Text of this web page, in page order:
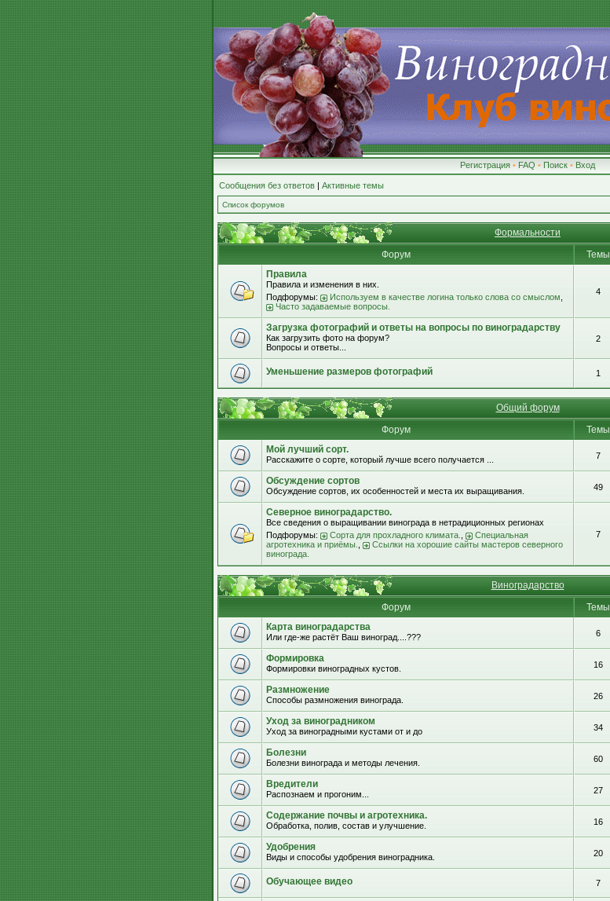
Регистрация • FAQ • Поиск • Вход
Сообщения без ответов | Активные темы
Список форумов
Формальности
Форум
Темы
Правила
Правила и изменения в них.
Подфорумы:
Используем в качестве логина только слова со смыслом
Часто задаваемые вопросы.
4
Загрузка фотографий и ответы на вопросы по виноградарству
Как загрузить фото на форум?
Вопросы и ответы...
2
Уменьшение размеров фотографий 1
Общий форум
Форум
Темы
Мой лучший сорт.
Расскажите о сорте, который лучше всего получается ... 7
Обсуждение сортов
Обсуждение сортов, их особенностей и места их выращивания. 49
Северное виноградарство.
Все сведения о выращивании винограда в нетрадиционных регионах
Подфорумы:
Сорта для прохладного климата.
Специальная
агротехника и приёмы.
Ссылки на хорошие сайты мастеров северного
винограда.
7
Виноградарство
Форум
Темы
Карта виноградарства
Или где-же растёт Ваш виноград....??? 6
Формировка
Формировки виноградных кустов. 16
Размножение
Способы размножения винограда. 26
Уход за виноградником
Уход за виноградными кустами от и до 34
Болезни
Болезни винограда и методы лечения. 60
Вредители
Распознаем и прогоним... 27
Содержание почвы и агротехника.
Обработка, полив, состав и улучшение. 16
Удобрения
Виды и способы удобрения виноградника. 20
Обучающее видео 7